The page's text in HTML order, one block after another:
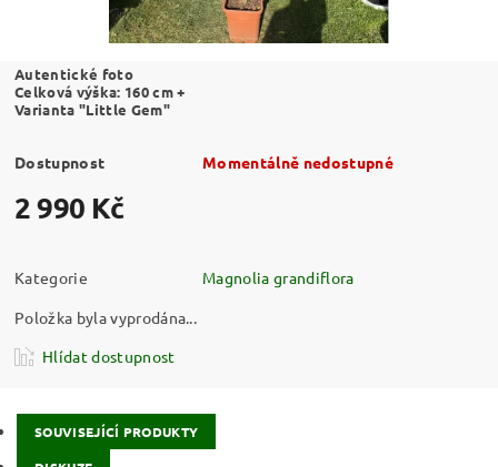
Autentické foto
Celková výška: 160 cm +
Varianta "Little Gem"
Dostupnost Momentálně nedostupné
2 990 Kč
Kategorie
Magnolia grandiflora
Položka byla vyprodána...
Hlídat dostupnost
SOUVISEJÍCÍ PRODUKTY